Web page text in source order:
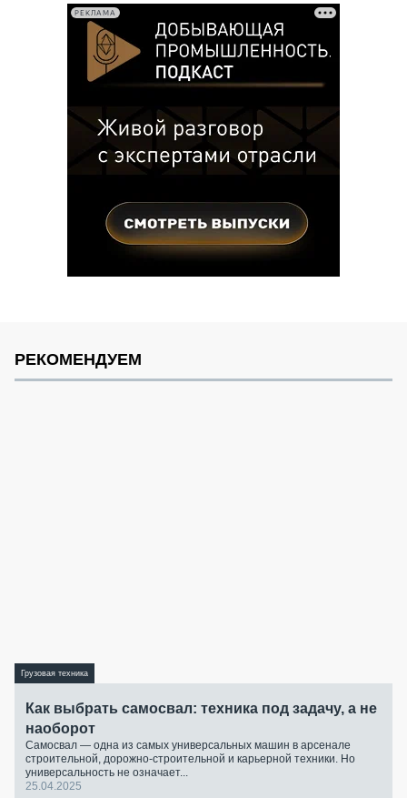
РЕКЛАМА
РЕКОМЕНДУЕМ
Грузовая техника
Как выбрать самосвал: техника под задачу, а не
наоборот
Самосвал — одна из самых универсальных машин в арсенале
строительной, дорожно-строительной и карьерной техники. Но
универсальность не означает...
25.04.2025